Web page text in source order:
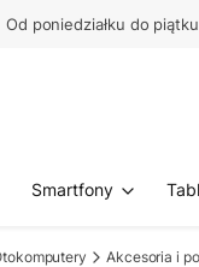
Od poniedziałku do
Smartfony
Akcesoria i